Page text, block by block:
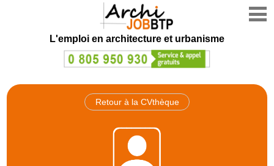
L'emploi en architecture et urbanisme
Retour à la CVthèque